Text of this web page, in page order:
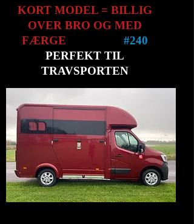
KORT MODEL = BILLIG
OVER BRO OG MED
FÆRGE
#240
PERFEKT TIL
TRAVSPORTEN